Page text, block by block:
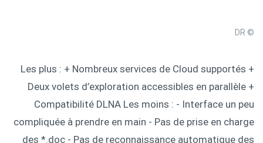
© DR
Les plus : + Nombreux services de Cloud supportés +
Deux volets d’exploration accessibles en parallèle +
Compatibilité DLNA Les moins : - Interface un peu
compliquée à prendre en main - Pas de prise en charge
des *.doc - Pas de reconnaissance automatique des